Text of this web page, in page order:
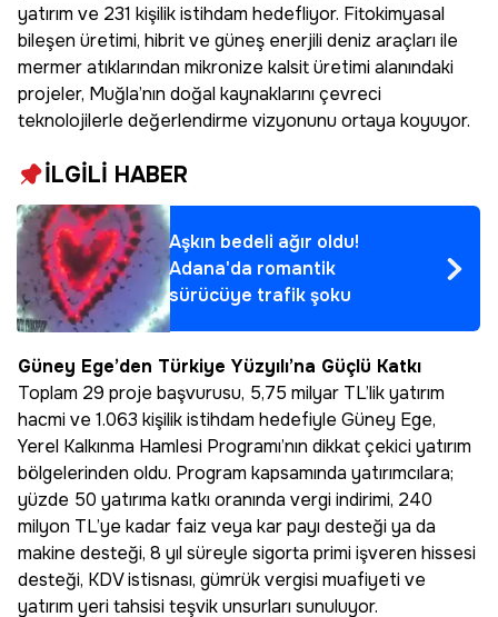
yatırım ve 231 kişilik istihdam hedefliyor. Fitokimyasal
bileşen üretimi, hibrit ve güneş enerjili deniz araçları ile
mermer atıklarından mikronize kalsit üretimi alanındaki
projeler, Muğla’nın doğal kaynaklarını çevreci
teknolojilerle değerlendirme vizyonunu ortaya koyuyor.
İLGİLİ HABER
Aşkın bedeli ağır oldu!
Adana'da romantik
sürücüye trafik şoku
Güney Ege’den Türkiye Yüzyılı’na Güçlü Katkı
Toplam 29 proje başvurusu, 5,75 milyar TL’lik yatırım
hacmi ve 1.063 kişilik istihdam hedefiyle Güney Ege,
Yerel Kalkınma Hamlesi Programı’nın dikkat çekici yatırım
bölgelerinden oldu. Program kapsamında yatırımcılara;
yüzde 50 yatırıma katkı oranında vergi indirimi, 240
milyon TL’ye kadar faiz veya kar payı desteği ya da
makine desteği, 8 yıl süreyle sigorta primi işveren hissesi
desteği, KDV istisnası, gümrük vergisi muafiyeti ve
yatırım yeri tahsisi teşvik unsurları sunuluyor.